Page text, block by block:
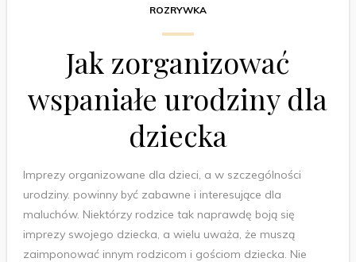
ROZRYWKA
Jak zorganizować
wspaniałe urodziny dla
dziecka
Imprezy organizowane dla dzieci, a w szczególności
urodziny. powinny być zabawne i interesujące dla
maluchów. Niektórzy rodzice tak naprawdę boją się
imprezy swojego dziecka, a wielu uważa, że muszą
zaimponować innym rodzicom i gościom dziecka. Nie